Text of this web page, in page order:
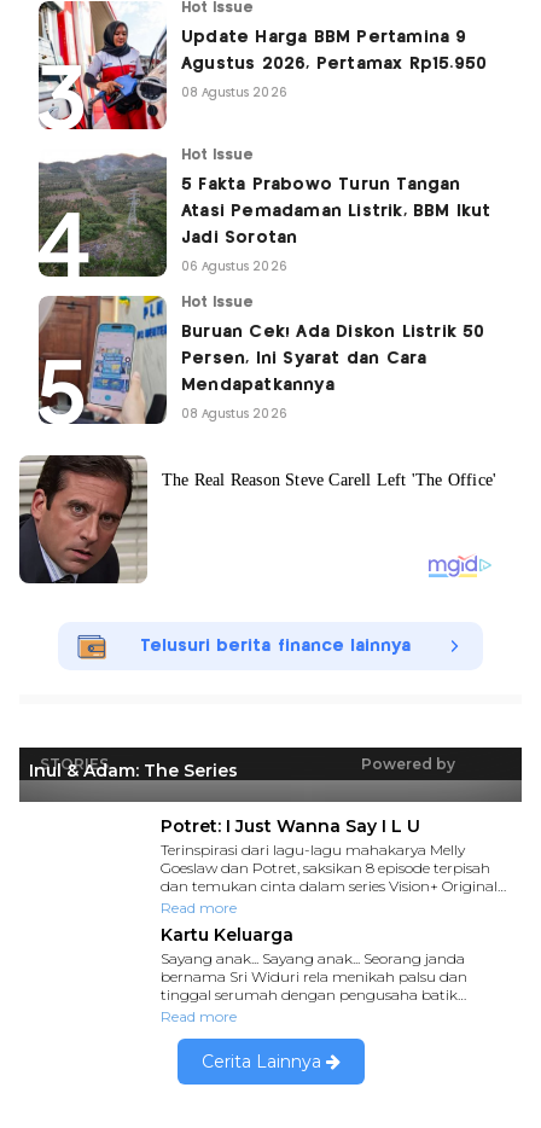
Hot Issue
Update Harga BBM Pertamina 9
Agustus 2026, Pertamax Rp15.950
08 Agustus 2026
Hot Issue
5 Fakta Prabowo Turun Tangan
Atasi Pemadaman Listrik, BBM Ikut
Jadi Sorotan
06 Agustus 2026
Hot Issue
Buruan Cek! Ada Diskon Listrik 50
Persen, Ini Syarat dan Cara
Mendapatkannya
08 Agustus 2026
Telusuri berita finance lainnya